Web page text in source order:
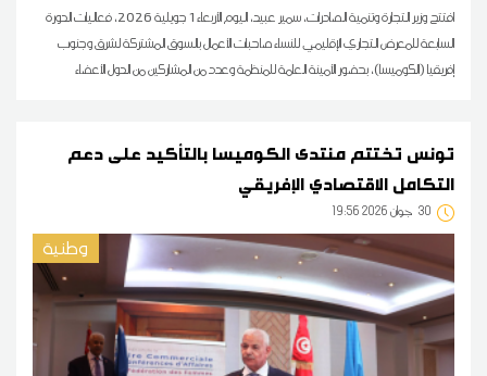
افتتح وزير التجارة وتنمية الصادرات، سمير عبيد، اليوم الأربعاء 1 جويلية 2026، فعاليات الدورة
السابعة للمعرض التجاري الإقليمي للنساء صاحبات الأعمال بالسوق المشتركة لشرق وجنوب
إفريقيا (الكوميسا)، بحضور الأمينة العامة للمنظمة وعدد من المشاركين من الدول الأعضاء
تونس تختتم منتدى الكوميسا بالتأكيد على دعم
التكامل الاقتصادي الإفريقي
30 19:56 2026 جوان
وطنية